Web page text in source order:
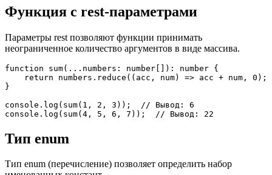
Функция с rest-параметрами
Параметры rest позволяют функции принимать
неограниченное количество аргументов в виде массива.
function sum(...numbers: number[]): number {
    return numbers.reduce((acc, num) => acc + num, 0);
}
console.log(sum(1, 2, 3));  // Вывод: 6
console.log(sum(4, 5, 6, 7));  // Вывод: 22
Тип enum
Тип enum (перечисление) позволяет определить набор